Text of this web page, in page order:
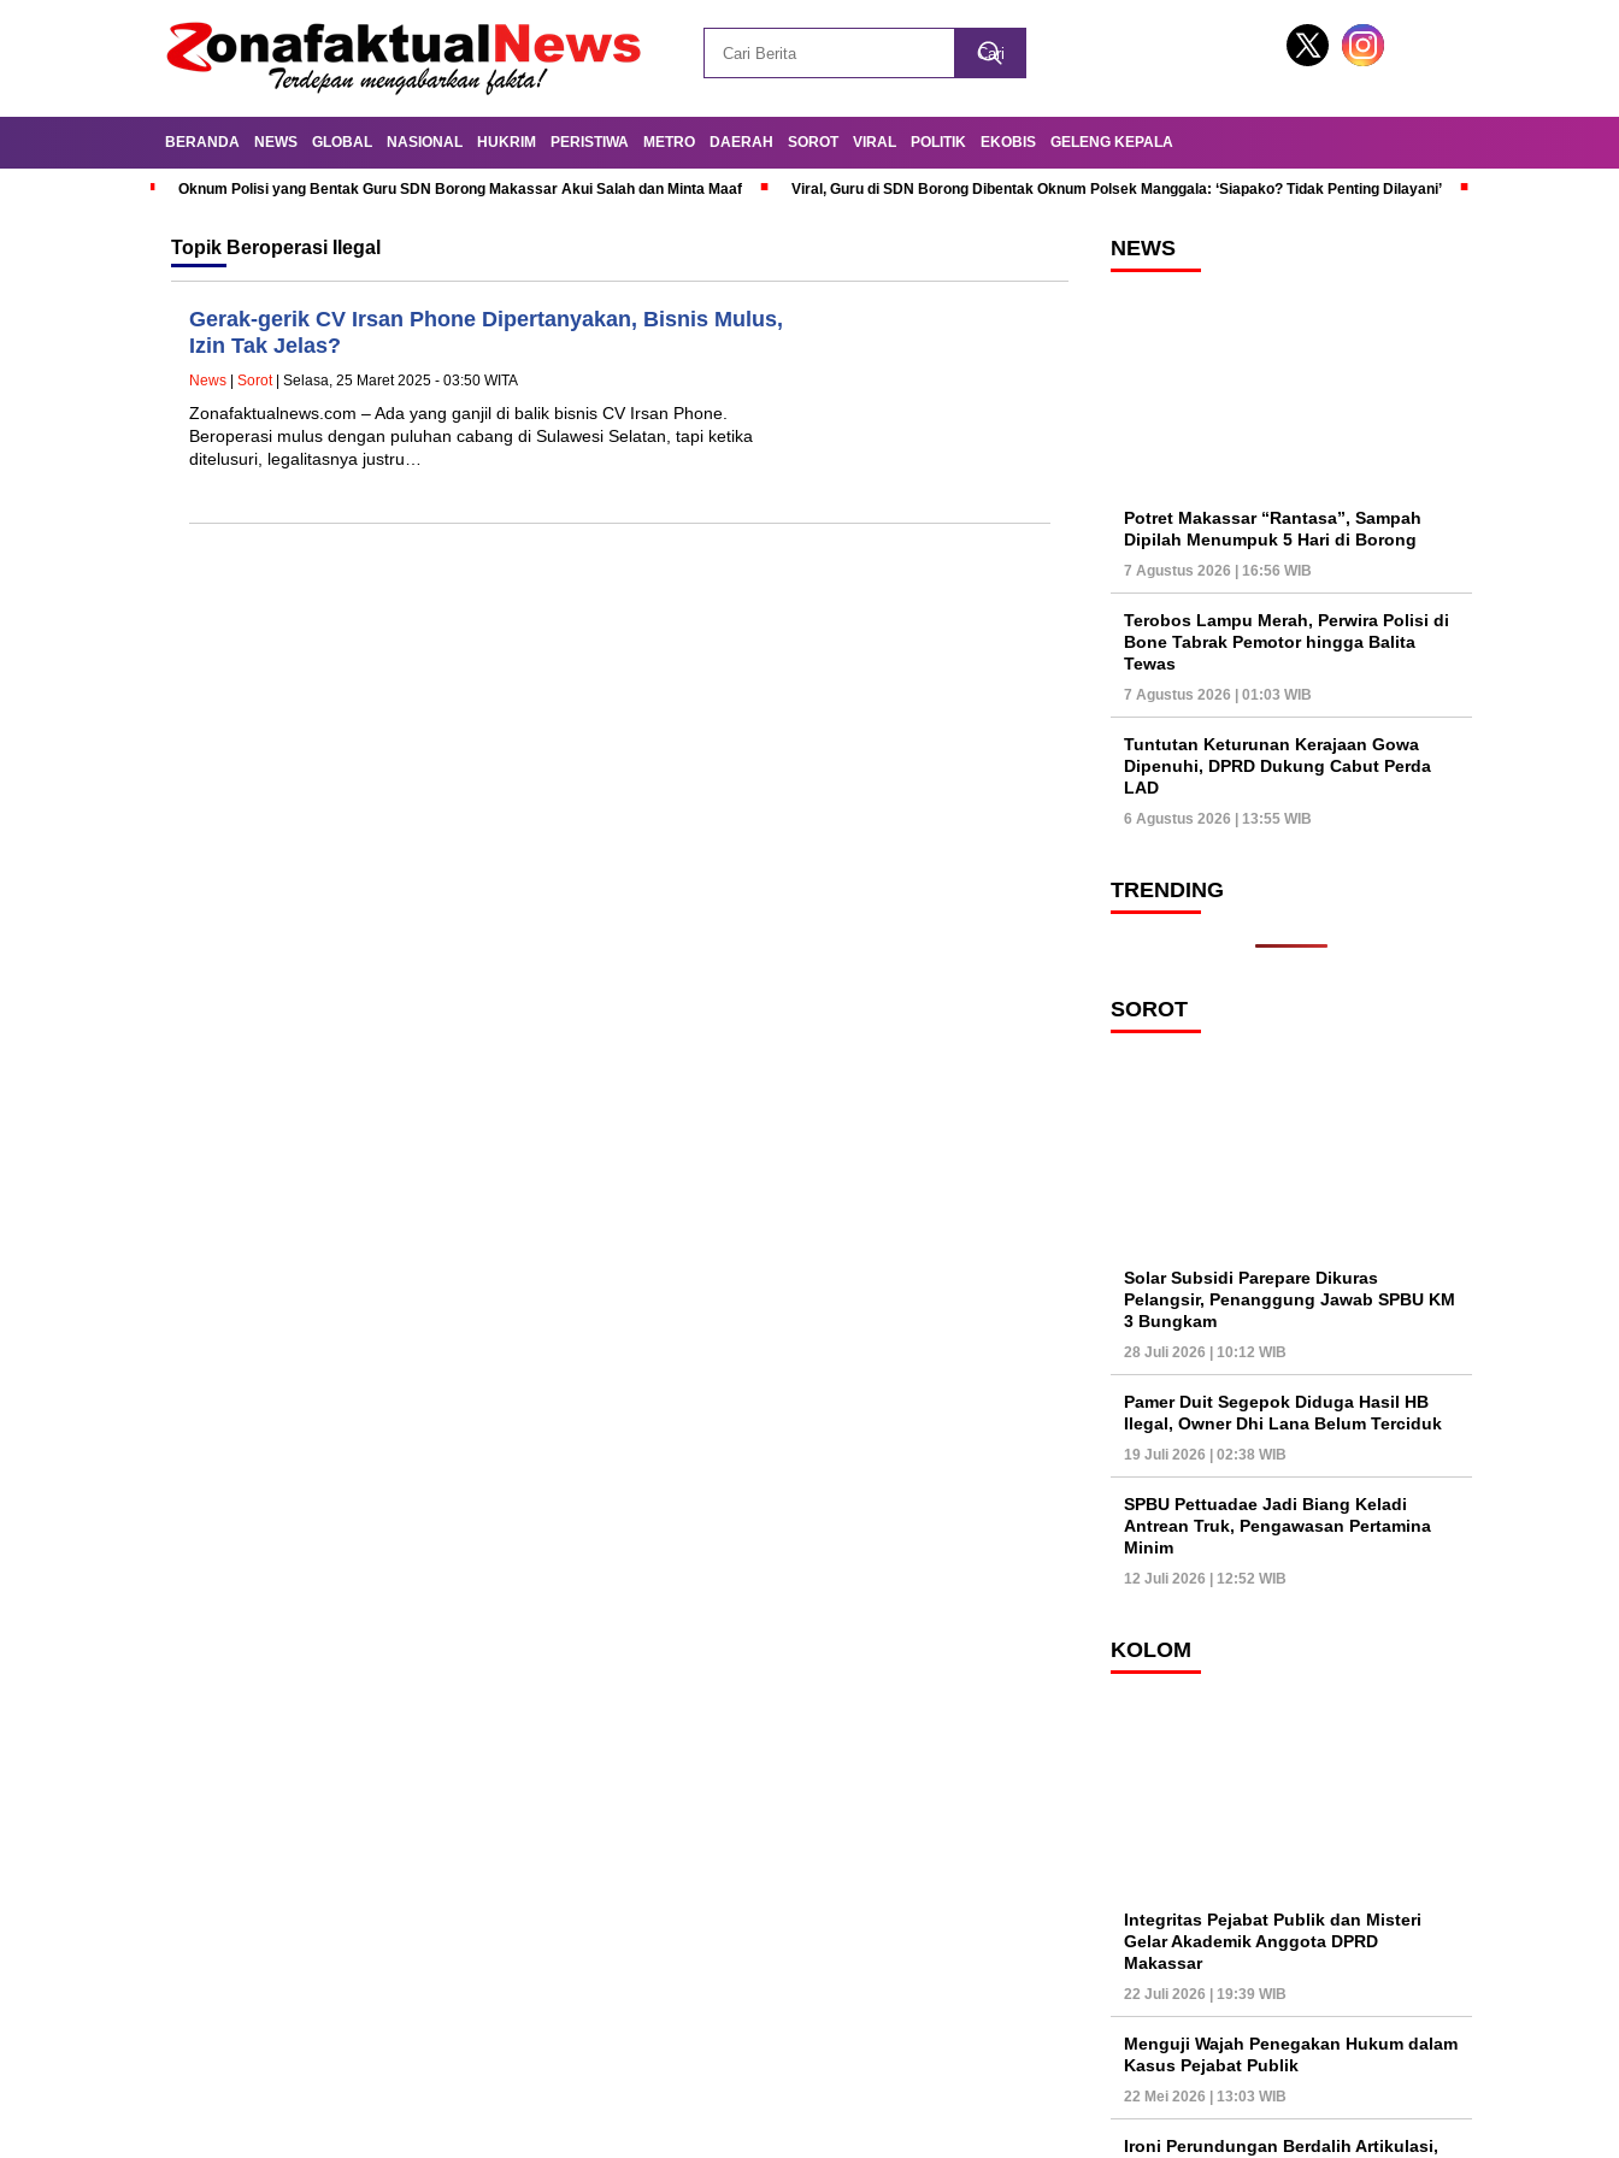
BERANDA NEWS GLOBAL NASIONAL HUKRIM PERISTIWA METRO DAERAH SOROT VIRAL POLITIK EKOBIS GELENG KEPALA
Oknum Polisi yang Bentak Guru SDN Borong Makassar Akui Salah dan Minta Maaf Viral, Guru di SDN Borong Dibentak Oknum Polsek Manggala: ‘Siapako? Tidak Penting Dilayani’
Topik Beroperasi Ilegal
Gerak-gerik CV Irsan Phone Dipertanyakan, Bisnis Mulus,
Izin Tak Jelas?
News Sorot| Selasa, 25 Maret 2025 - 03:50 WITA
Zonafaktualnews.com – Ada yang ganjil di balik bisnis CV Irsan Phone.
Beroperasi mulus dengan puluhan cabang di Sulawesi Selatan, tapi ketika
ditelusuri, legalitasnya justru…
NEWS
Potret Makassar “Rantasa”, Sampah
Dipilah Menumpuk 5 Hari di Borong
7 Agustus 2026 | 16:56 WIB
Terobos Lampu Merah, Perwira Polisi di
Bone Tabrak Pemotor hingga Balita
Tewas
7 Agustus 2026 | 01:03 WIB
Tuntutan Keturunan Kerajaan Gowa
Dipenuhi, DPRD Dukung Cabut Perda
LAD
6 Agustus 2026 | 13:55 WIB
TRENDING
SOROT
Solar Subsidi Parepare Dikuras
Pelangsir, Penanggung Jawab SPBU KM
3 Bungkam
28 Juli 2026 | 10:12 WIB
Pamer Duit Segepok Diduga Hasil HB
Ilegal, Owner Dhi Lana Belum Terciduk
19 Juli 2026 | 02:38 WIB
SPBU Pettuadae Jadi Biang Keladi
Antrean Truk, Pengawasan Pertamina
Minim
12 Juli 2026 | 12:52 WIB
KOLOM
Integritas Pejabat Publik dan Misteri
Gelar Akademik Anggota DPRD
Makassar
22 Juli 2026 | 19:39 WIB
Menguji Wajah Penegakan Hukum dalam
Kasus Pejabat Publik
22 Mei 2026 | 13:03 WIB
Ironi Perundungan Berdalih Artikulasi,